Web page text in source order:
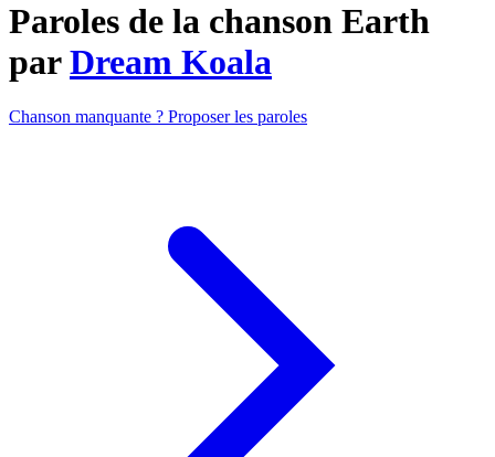
Paroles de la chanson Earth
parDream Koala
Chanson manquante ? Proposer les paroles